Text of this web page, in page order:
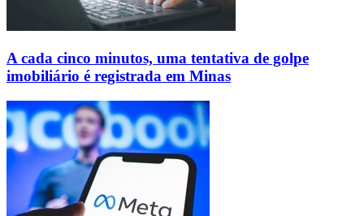
A cada cinco minutos, uma tentativa de golpe
imobiliário é registrada em Minas